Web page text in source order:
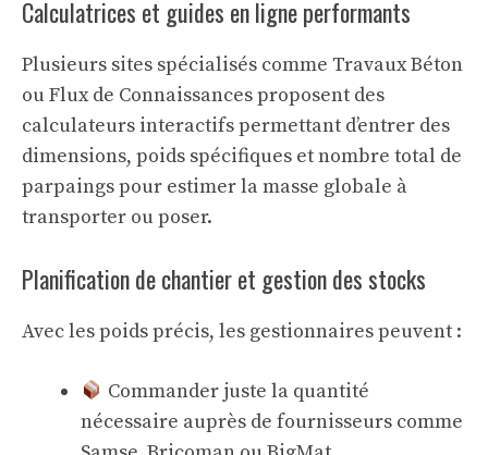
Calculatrices et guides en ligne performants
Plusieurs sites spécialisés comme Travaux Béton
ou Flux de Connaissancesproposent des
calculateurs interactifs permettant d’entrer des
dimensions, poids spécifiques et nombre total de
parpaings pour estimer la masse globale à
transporter ou poser.
Planification de chantier et gestion des stocks
Avec les poids précis, les gestionnaires peuvent :
Commander juste la quantité
nécessaire auprès de fournisseurs comme